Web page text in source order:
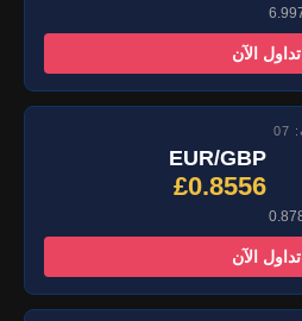
تداول الآن
EUR/GBP
£0.8556
تداول الآن